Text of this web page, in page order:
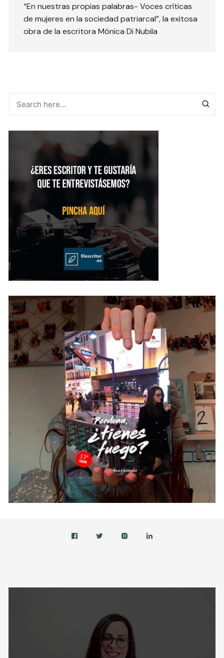
“En nuestras propias palabras- Voces críticas
de mujeres en la sociedad patriarcal”, la exitosa
obra de la escritora Mónica Di Nubila